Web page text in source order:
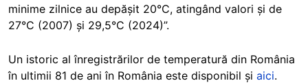
minime zilnice au depășit 20°C, atingând valori și de
27°C (2007) și 29,5°C (2024)”.
Un istoric al înregistrărilor de temperatură din România
în ultimii 81 de ani în România este disponibil și aici.